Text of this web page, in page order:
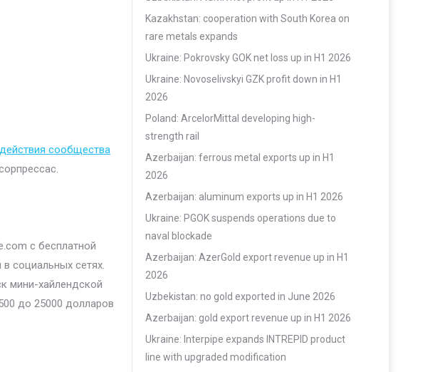
сообщества
с бесплатной
социальных сетях.
мини-хайлендской
до 25000 долларов
Kazakhstan: cooperation with South Korea on
rare metals expands
Ukraine: Pokrovsky GOK net loss up in H1 2026
Ukraine: Novoselivskyi GZK profit down in H1
2026
Poland: ArcelorMittal developing high-
strength rail
Azerbaijan: ferrous metal exports up in H1
2026
Azerbaijan: aluminum exports up in H1 2026
Ukraine: PGOK suspends operations due to
naval blockade
Azerbaijan: AzerGold export revenue up in H1
2026
Uzbekistan: no gold exported in June 2026
Azerbaijan: gold export revenue up in H1 2026
Ukraine: Interpipe expands INTREPID product
line with upgraded modification